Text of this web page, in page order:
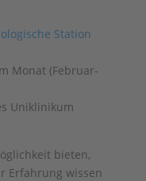
Monat (Februar-
Uniklinikum
bieten,
Erfahrung wissen